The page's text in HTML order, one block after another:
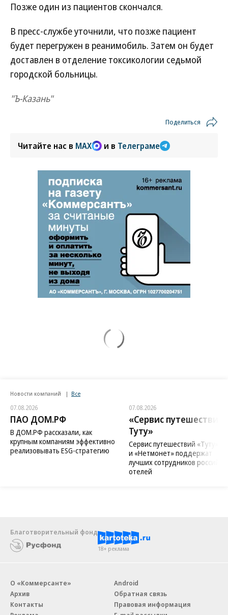
Позже один из пациентов скончался.
В пресс-службе уточнили, что позже пациент
будет перегружен в реанимобиль. Затем он будет
доставлен в отделение токсикологии седьмой
городской больницы.
"Ъ-Казань"
Поделиться
Читайте нас в MAX и в Телеграме
Новости компаний Все
07.08.2026
ПАО ДОМ.РФ
В ДОМ.РФ рассказали, как
крупным компаниям эффективно
реализовывать ESG-стратегию
07.08.2026
«Сервис путешествий
Туту»
Сервис путешествий «Туту»
и «Нетмонет» поддержат
лучших сотрудников
отелей
Благотворительный фонд
18+ реклама
О «Коммерсанте»
Архив
Контакты
Android
Обратная связь
Правовая информация